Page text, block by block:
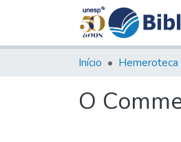
Início Hemeroteca
O